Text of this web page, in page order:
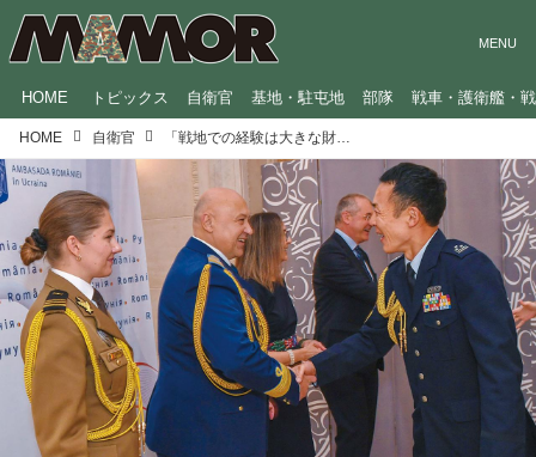
HOME トピックス 自衛官 基地・駐屯地 部隊 戦車・護衛艦・
HOME 自衛官